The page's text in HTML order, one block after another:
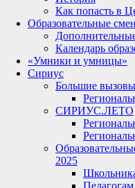
Как попасть в
Образовательные
Календарь
«Умники и умницы»
Сириус
Большие вызовы
СИРИУС.ЛЕТО
2025
Педагогам